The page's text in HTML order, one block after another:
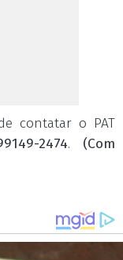
contatar o PAT
2474. (Com